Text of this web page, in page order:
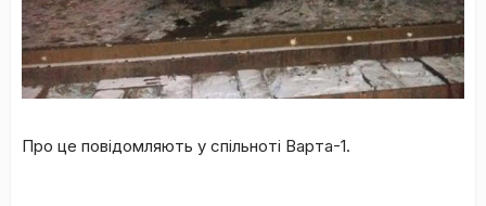
Про це повідомляють у спільноті Варта-1.